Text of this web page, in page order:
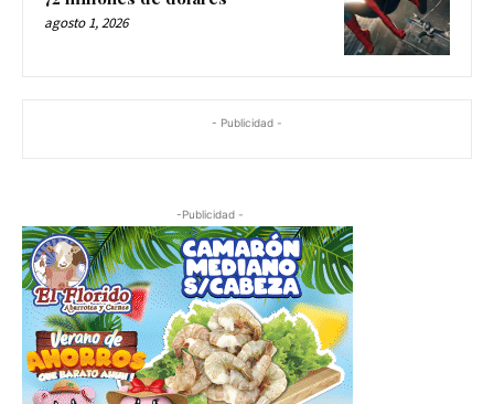
agosto 1, 2026
- Publicidad -
-Publicidad -